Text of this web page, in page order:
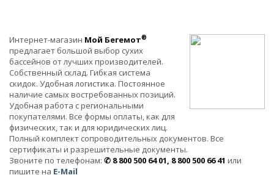
Интернет-магазин Мой Бегемот®
предлагает большой выбор сухих
бассейнов от лучших производителей.
Собственный склад. Гибкая система
скидок. Удобная логистика. Постоянное
наличие самых востребованных позиций.
Удобная работа с региональными
покупателями. Все формы оплаты, как для
физических, так и для юридических лиц.
Полный комплект сопроводительных документов. Все
сертификаты и разрешительные документы.
Звоните по телефонам: ✆ 8 800 500 64 01, 8 800 500 66 41 или
пишите на E-Mail